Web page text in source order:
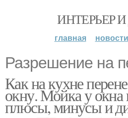
ИНТЕРЬЕР
главная новости
Разрешение на
Как на кухне
окну. Мойка у окна
плюсы, минусы и